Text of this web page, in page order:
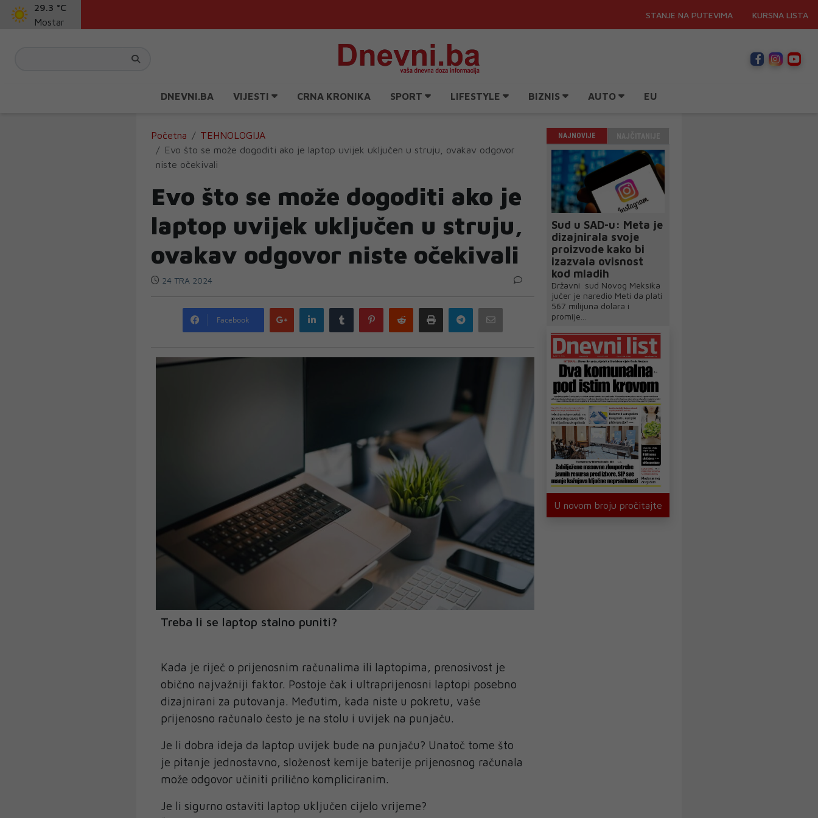
29.3 °C
Mostar
STANJE NA PUTEVIMA KURSNA LISTA
DNEVNI.BA VIJESTI CRNA KRONIKA SPORT LIFESTYLE BIZNIS AUTO EU
Početna
TEHNOLOGIJA
Evo što se može dogoditi ako je laptop uvijek uključen u struju, ovakav odgovor
niste očekivali
Evo što se može dogoditi ako je
laptop uvijek uključen u struju,
ovakav odgovor niste očekivali
24 TRA 2024
Facebook
Google
plus
LinkedIn Tumblr PinterestReddit Print Telegram
Treba li se laptop stalno puniti?
Kada je riječ o prijenosnim računalima ili laptopima, prenosivost je
obično najvažniji faktor. Postoje čak i ultraprijenosni laptopi posebno
dizajnirani za putovanja. Međutim, kada niste u pokretu, vaše
prijenosno računalo često je na stolu i uvijek na punjaču.
Je li dobra ideja da laptop uvijek bude na punjaču? Unatoč tome što
je pitanje jednostavno, složenost kemije baterije prijenosnog računala
može odgovor učiniti prilično kompliciranim.
Je li sigurno ostaviti laptop uključen cijelo vrijeme?
NAJNOVIJE
Sud u SAD-u: Meta je
dizajnirala svoje
proizvode kako bi
izazvala ovisnost
kod mladih
Državni sud Novog Meksika
jučer je naredio Meti da plati
567 milijuna dolara i
promije...
U novom broju pročitajte